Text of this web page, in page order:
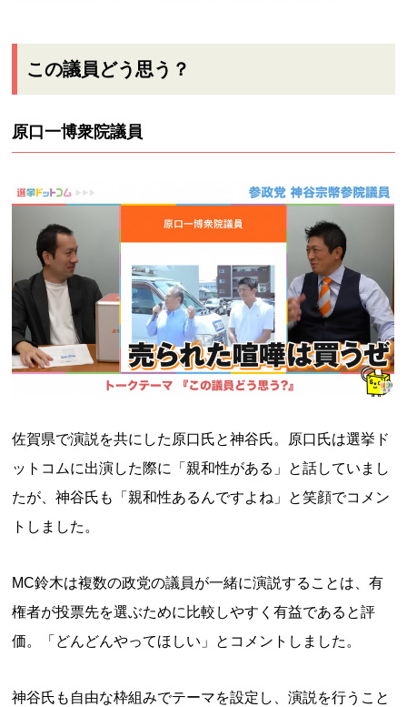
この議員どう思う？
原口一博衆院議員
佐賀県で演説を共にした原口氏と神谷氏。原口氏は選挙ド
ットコムに出演した際に「親和性がある」と話していまし
たが、神谷氏も「親和性あるんですよね」と笑顔でコメン
トしました。
MC鈴木は複数の政党の議員が一緒に演説することは、有
権者が投票先を選ぶために比較しやすく有益であると評
価。「どんどんやってほしい」とコメントしました。
神谷氏も自由な枠組みでテーマを設定し、演説を行うこと